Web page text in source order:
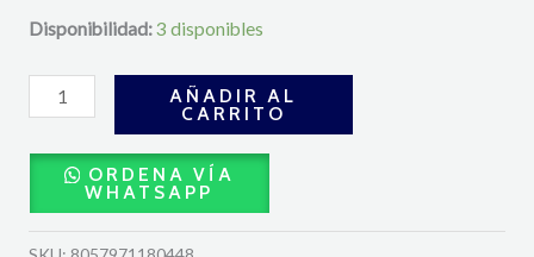
Disponibilidad:3 disponibles
AÑADIR AL
CARRITO
ORDENA VÍA
WHATSAPP